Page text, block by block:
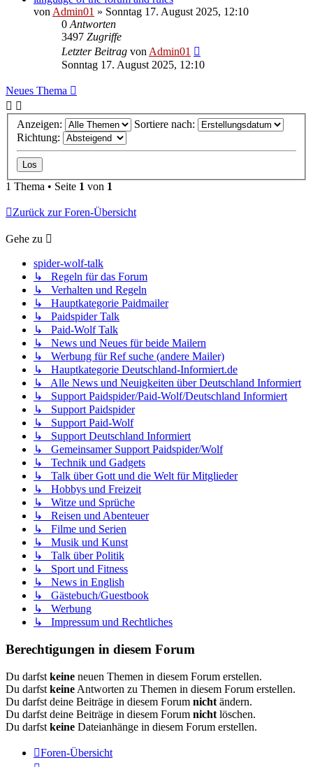
von Admin01 » Sonntag 17. August 2025, 12:10
0 Antworten
3497 Zugriffe
Letzter Beitrag von Admin01
Sonntag 17. August 2025, 12:10
Neues Thema
Anzeigen:
Sortiere nach:
Richtung:
1 Thema • Seite 1 von 1
Zurück zur Foren-Übersicht
Gehe zu
spider-wolf-talk
↳ Regeln für das Forum
↳ Verhalten und Regeln
↳ Hauptkategorie Paidmailer
↳ Paidspider Talk
↳ Paid-Wolf Talk
↳ News und Neues für beide Mailern
↳ Werbung für Ref suche (andere Mailer)
↳ Hauptkategorie Deutschland-Informiert.de
↳ Alle News und Neuigkeiten über Deutschland Informiert
↳ Support Paidspider/Paid-Wolf/Deutschland Informiert
↳ Support Paidspider
↳ Support Paid-Wolf
↳ Support Deutschland Informiert
↳ Gemeinsamer Support Paidspider/Wolf
↳ Technik und Gadgets
↳ Talk über Gott und die Welt für Mitglieder
↳ Hobbys und Freizeit
↳ Witze und Sprüche
↳ Reisen und Abenteuer
↳ Filme und Serien
↳ Musik und Kunst
↳ Talk über Politik
↳ Sport und Fitness
↳ News in English
↳ Gästebuch/Guestbook
↳ Werbung
↳ Impressum und Rechtliches
Berechtigungen in diesem Forum
Du darfst keine neuen Themen in diesem Forum erstellen.
Du darfst keine Antworten zu Themen in diesem Forum erstellen.
Du darfst deine Beiträge in diesem Forum nicht ändern.
Du darfst deine Beiträge in diesem Forum nicht löschen.
Du darfst keine Dateianhänge in diesem Forum erstellen.
Foren-Übersicht